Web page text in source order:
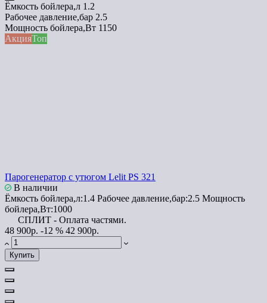
Ёмкость бойлера,л 1.2
Рабочее давление,бар 2.5
Мощность бойлера,Вт 1150
АкцияТоп
Парогенератор с утюгом Lelit PS 321
В наличии
Ёмкость бойлера,л:1.4 Рабочее давление,бар:2.5 Мощность
бойлера,Вт:1000
СПЛИТ - Оплата частями.
48 900р. -12 % 42 900р.
Купить